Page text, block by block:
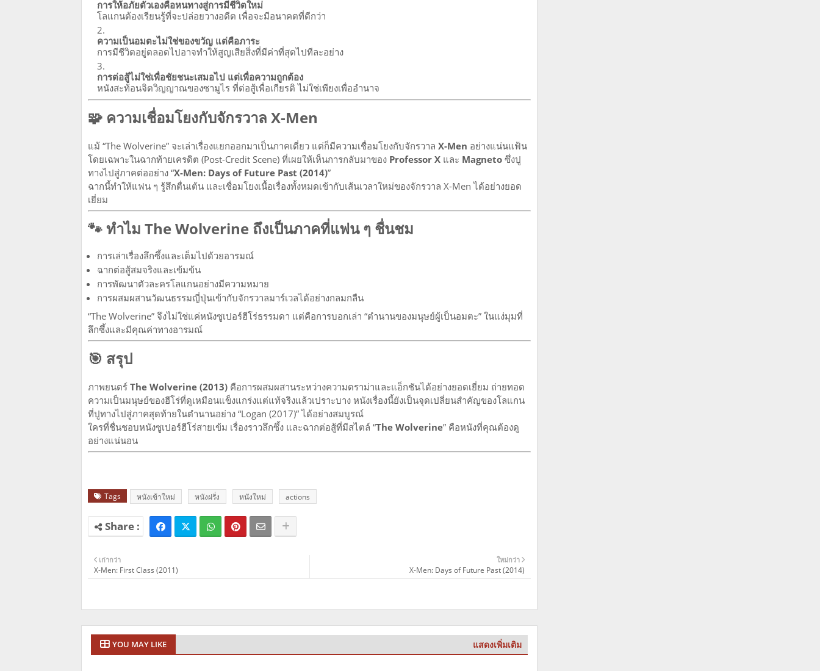
การให้อภัยตัวเองคือหนทางสู่การมีชีวิตใหม่
โลแกนต้องเรียนรู้ที่จะปล่อยวางอดีต เพื่อจะมีอนาคตที่ดีกว่า
ความเป็นอมตะไม่ใช่ของขวัญ แต่คือภาระ
การมีชีวิตอยู่ตลอดไปอาจทำให้สูญเสียสิ่งที่มีค่าที่สุดไปทีละอย่าง
การต่อสู้ไม่ใช่เพื่อชัยชนะเสมอไป แต่เพื่อความถูกต้อง
หนังสะท้อนจิตวิญญาณของซามูไร ที่ต่อสู้เพื่อเกียรติ ไม่ใช่เพียงเพื่ออำนาจ
🧩 ความเชื่อมโยงกับจักรวาล X-Men
แม้ “The Wolverine” จะเล่าเรื่องแยกออกมาเป็นภาคเดี่ยว แต่ก็มีความเชื่อมโยงกับจักรวาล X-Men อย่างแน่นแฟ้น
โดยเฉพาะในฉากท้ายเครดิต (Post-Credit Scene) ที่เผยให้เห็นการกลับมาของ Professor X และ Magneto ซึ่งปู
ทางไปสู่ภาคต่ออย่าง “X-Men: Days of Future Past (2014)”
ฉากนี้ทำให้แฟน ๆ รู้สึกตื่นเต้น และเชื่อมโยงเนื้อเรื่องทั้งหมดเข้ากับเส้นเวลาใหม่ของจักรวาล X-Men ได้อย่างยอด
เยี่ยม
🐾 ทำไม The Wolverine ถึงเป็นภาคที่แฟน ๆ ชื่นชม
การเล่าเรื่องลึกซึ้งและเต็มไปด้วยอารมณ์
ฉากต่อสู้สมจริงและเข้มข้น
การพัฒนาตัวละครโลแกนอย่างมีความหมาย
การผสมผสานวัฒนธรรมญี่ปุ่นเข้ากับจักรวาลมาร์เวลได้อย่างกลมกลืน
“The Wolverine” จึงไม่ใช่แค่หนังซูเปอร์ฮีโร่ธรรมดา แต่คือการบอกเล่า “ตำนานของมนุษย์ผู้เป็นอมตะ” ในแง่มุมที่
ลึกซึ้งและมีคุณค่าทางอารมณ์
🎯 สรุป
ภาพยนตร์ The Wolverine (2013) คือการผสมผสานระหว่างความดราม่าและแอ็กชันได้อย่างยอดเยี่ยม ถ่ายทอด
ความเป็นมนุษย์ของฮีโร่ที่ดูเหมือนแข็งแกร่งแต่แท้จริงแล้วเปราะบาง หนังเรื่องนี้ยังเป็นจุดเปลี่ยนสำคัญของโลแกน
ที่ปูทางไปสู่ภาคสุดท้ายในตำนานอย่าง “Logan (2017)” ได้อย่างสมบูรณ์
ใครที่ชื่นชอบหนังซูเปอร์ฮีโร่สายเข้ม เรื่องราวลึกซึ้ง และฉากต่อสู้ที่มีสไตล์ “The Wolverine” คือหนังที่คุณต้องดู
อย่างแน่นอน
Tags หนังเข้าใหม่ หนังฝรั่ง หนังใหม่ actions
ใหม่กว่า
X-Men: Days of Future Past (2014)
เก่ากว่า
X-Men: First Class (2011)
YOU MAY LIKE แสดงเพิ่มเติม